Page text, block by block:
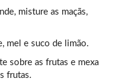
misture as maçãs,
mel e suco de limão.
sobre as frutas e mexa
frutas.